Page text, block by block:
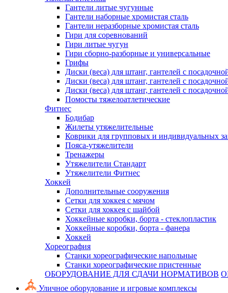
Гантели литые чугунные
Гантели наборные хромистая сталь
Гантели неразборные хромистая сталь
Гири для соревнований
Гири литые чугун
Гири сборно-разборные и универсальные
Грифы
Диски (веса) для штанг, гантелей с
Диски (веса) для штанг, гантелей с
Диски (веса) для штанг, гантелей с
Помосты тяжелоатлетические
Фитнес
Бодибар
Жилеты утяжелительные
Коврики для групповых и индивидуальных
Пояса-утяжелители
Тренажеры
Утяжелители Стандарт
Утяжелители Фитнес
Хоккей
Дополнительные сооружения
Сетки для хоккея с мячом
Сетки для хоккея с шайбой
Хоккейные коробки, борта - стеклопластик
Хоккейные коробки, борта - фанера
Хоккей
Хореография
Станки хореографические напольные
Станки хореографические пристенные
ОБОРУДОВАНИЕ ДЛЯ СДАЧИ НОРМАТИВОВ
Уличное оборудование и игровые комплексы